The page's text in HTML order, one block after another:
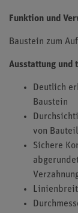
Funktion und
Baustein zum
Ausstattung und
Deutlich
Baustein
von
Sichere